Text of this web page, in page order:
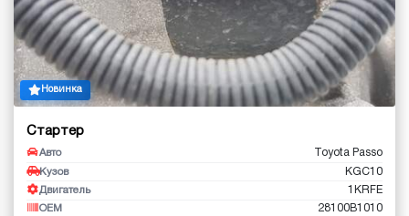
Новинка
Стартер
Авто Toyota Passo
Кузов KGC10
Двигатель 1KRFE
OEM 28100B1010